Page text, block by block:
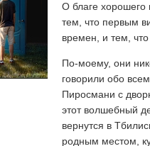
О благе хорошего
тем, что первым
времен, и тем,
По-моему, они
говорили обо
Пиросмани с
этот волшебный
вернутся в
родным местом,